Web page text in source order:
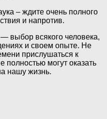
– ждите очень полного
и напротив.
выбор всякого человека,
и своем опыте. Не
прислушаться к
полностью могут оказать
нашу жизнь.